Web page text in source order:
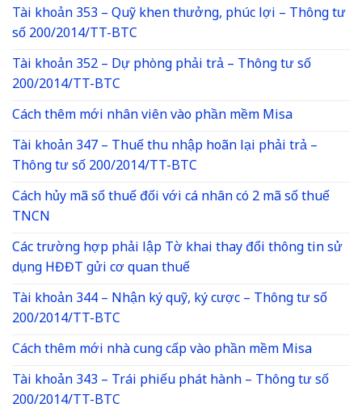
Tài khoản 353 – Quỹ khen thưởng, phúc lợi – Thông tư
số 200/2014/TT-BTC
Tài khoản 352 – Dự phòng phải trả – Thông tư số
200/2014/TT-BTC
Cách thêm mới nhân viên vào phần mềm Misa
Tài khoản 347 – Thuế thu nhập hoãn lại phải trả –
Thông tư số 200/2014/TT-BTC
Cách hủy mã số thuế đối với cá nhân có 2 mã số thuế
TNCN
Các trường hợp phải lập Tờ khai thay đổi thông tin sử
dụng HĐĐT gửi cơ quan thuế
Tài khoản 344 – Nhận ký quỹ, ký cược – Thông tư số
200/2014/TT-BTC
Cách thêm mới nhà cung cấp vào phần mềm Misa
Tài khoản 343 – Trái phiếu phát hành – Thông tư số
200/2014/TT-BTC